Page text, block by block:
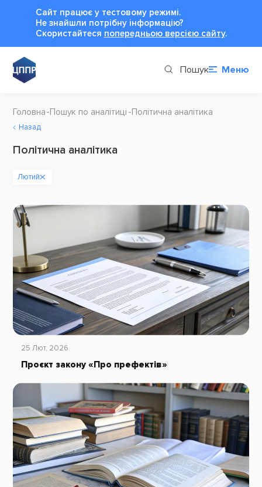
Сайт працює у тестовому режимі.
Не знайшли потрібну інформацію?
Cкористайтеся попередньою версією сайту.
Пошук Меню
Головна Пошук по аналітиці Політична аналітика
Назад
Політична аналітика
Лютий
25 Лют, 2026
Проєкт закону «Про префектів»